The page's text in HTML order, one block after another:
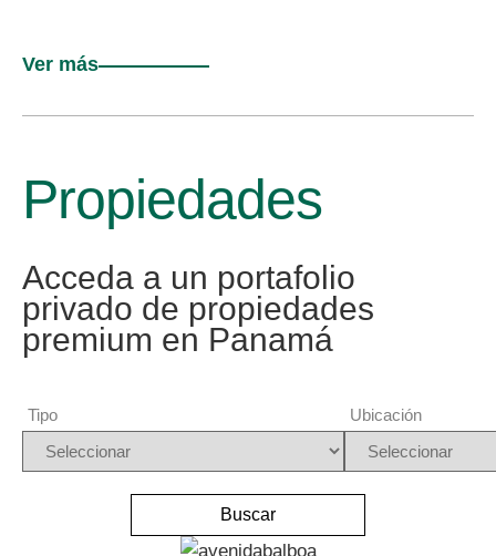
Ver más
Propiedades
Acceda a un portafolio
privado de propiedades
premium en Panamá
Tipo Ubicación
Buscar